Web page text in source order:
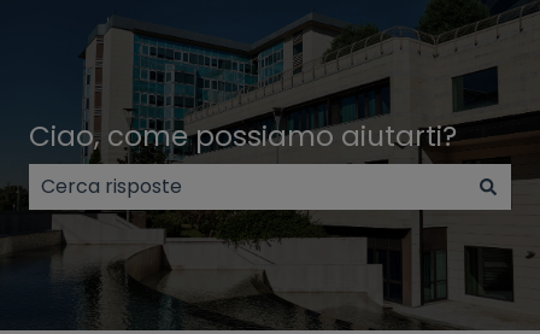
Ciao, come possiamo aiutarti?
Non sono presenti suggerimenti perché il campo